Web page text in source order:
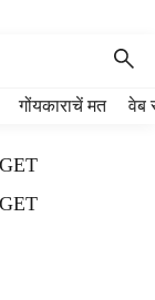
गोंयकाराचें मत वेब